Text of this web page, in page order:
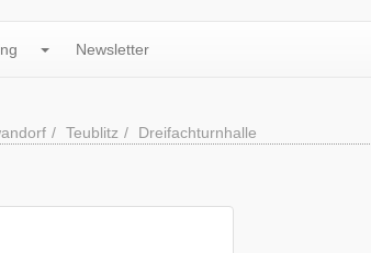
Newsletter
Teublitz Dreifachturnhalle